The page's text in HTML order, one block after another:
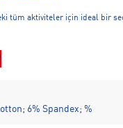
tüm aktiviteler için ideal bir
6% Spandex; %